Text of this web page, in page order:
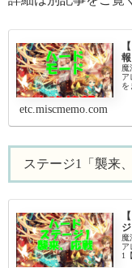
報
魔
ア
を
etc.miscmemo.com
ステージ1「襲来
魔
ア
1